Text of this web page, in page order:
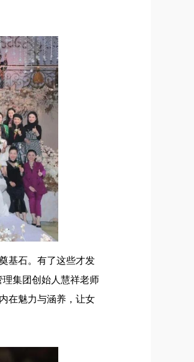
基石。有了这些才发
集团创始人慧祥老师
在魅力与涵养，让女